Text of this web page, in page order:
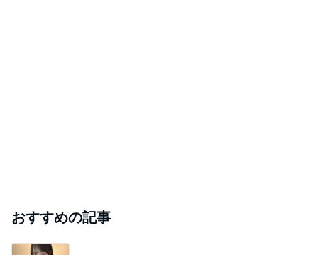
おすすめの記事